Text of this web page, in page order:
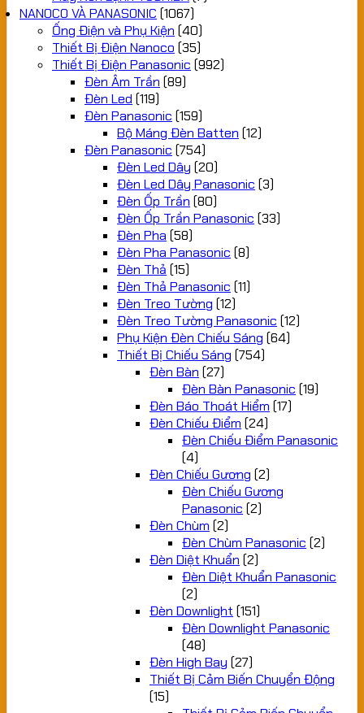
NANOCO VÀ PANASONIC (1067)
Ống Điện và Phụ Kiện (40)
Thiết Bị Điện Nanoco (35)
Thiết Bị Điện Panasonic (992)
Đèn Âm Trần (89)
Đèn Led (119)
Đèn Panasonic (159)
Bộ Máng Đèn Batten (12)
Đèn Panasonic (754)
Đèn Led Dây (20)
Đèn Led Dây Panasonic (3)
Đèn Ốp Trần (80)
Đèn Ốp Trần Panasonic (33)
Đèn Pha (58)
Đèn Pha Panasonic (8)
Đèn Thả (15)
Đèn Thả Panasonic (11)
Đèn Treo Tường (12)
Đèn Treo Tường Panasonic (12)
Phụ Kiện Đèn Chiếu Sáng (64)
Thiết Bị Chiếu Sáng (754)
Đèn Bàn (27)
Đèn Bàn Panasonic (19)
Đèn Báo Thoát Hiểm (17)
Đèn Chiếu Điểm (24)
Đèn Chiếu Điểm Panasonic
(4)
Đèn Chiếu Gương (2)
Đèn Chiếu Gương
Panasonic (2)
Đèn Chùm (2)
Đèn Chùm Panasonic (2)
Đèn Diệt Khuẩn (2)
Đèn Diệt Khuẩn Panasonic
(2)
Đèn Downlight (151)
Đèn Downlight Panasonic
(48)
Đèn High Bay (27)
Thiết Bị Cảm Biến Chuyển Động
(15)